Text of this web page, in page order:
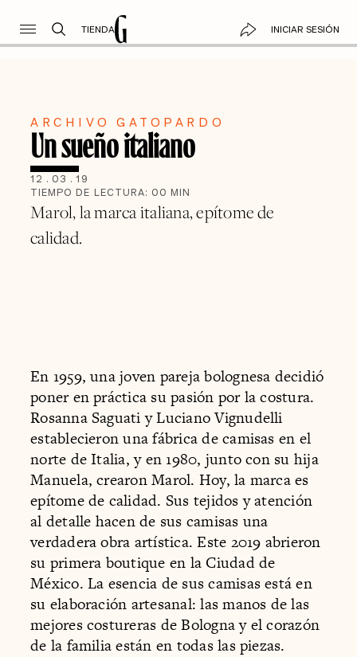
TIENDA INICIAR SESIÓN
ARCHIVO GATOPARDO
Un sueño italiano
12 . 03 . 19
TIEMPO DE LECTURA: 00 MIN
Marol, la marca italiana, epítome de
calidad.
En 1959, una joven pareja bolognesa decidió
poner en práctica su pasión por la costura.
Rosanna Saguati y Luciano Vignudelli
establecieron una fábrica de camisas en el
norte de Italia, y en 1980, junto con su hija
Manuela, crearon Marol. Hoy, la marca es
epítome de calidad. Sus tejidos y atención
al detalle hacen de sus camisas una
verdadera obra artística. Este 2019 abrieron
su primera boutique en la Ciudad de
México. La esencia de sus camisas está en
su elaboración artesanal: las manos de las
mejores costureras de Bologna y el corazón
de la familia están en todas las piezas.